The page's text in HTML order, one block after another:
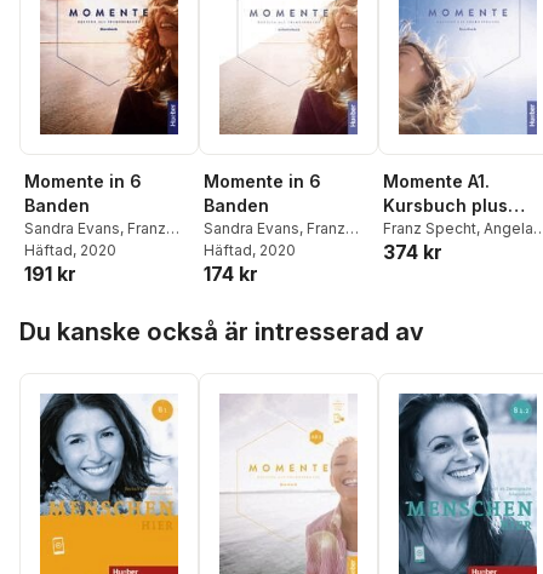
Momente in 6
Banden
Sandra Evans, Franz
Specht,Angela Pude
Häftad, 2020
191 kr
Momente in 6
Banden
Sandra Evans, Franz
Specht,Angela Pude
Häftad, 2020
174 kr
Momente A1.
Kursbuch plus
interaktive
Franz Specht, Angela
Pude ,Sandra Evans
374 kr
Du kanske också är intresserad av